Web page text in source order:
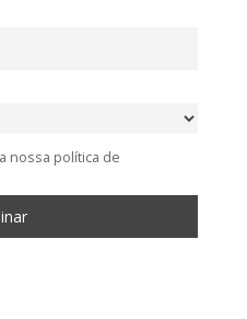
nossa política de